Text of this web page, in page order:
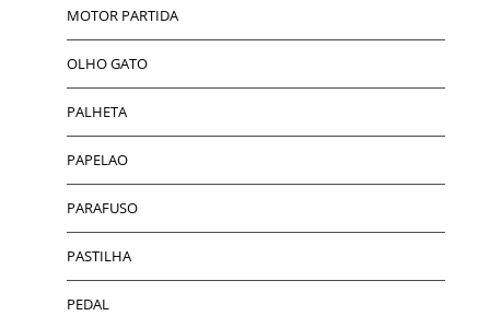
MOTOR PARTIDA
OLHO GATO
PALHETA
PAPELAO
PARAFUSO
PASTILHA
PEDAL